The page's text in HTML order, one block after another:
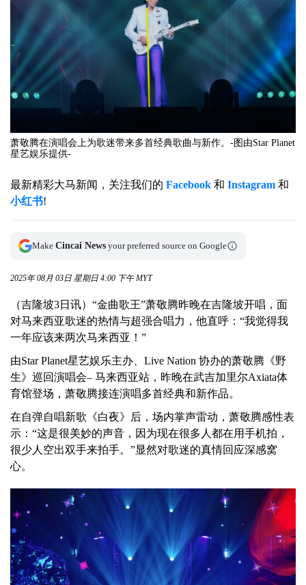
萧敬腾在演唱会上为歌迷带来多首经典歌曲与新作。-图由Star Planet
星艺娱乐提供-
最新精彩大马新闻，关注我们的 Facebook 和 Instagram 和
小红书!
Make Cincai News your preferred source on Google
2025年 08月 03日 星期日 4:00 下午 MYT
（吉隆坡3日讯）“金曲歌王”萧敬腾昨晚在吉隆坡开唱，面
对马来西亚歌迷的热情与超强合唱力，他直呼：“我觉得我
一年应该来两次马来西亚！”
由Star Planet星艺娱乐主办、Live Nation 协办的萧敬腾《野
生》巡回演唱会– 马来西亚站，昨晚在武吉加里尔Axiata体
育馆登场，萧敬腾接连演唱多首经典和新作品。
在自弹自唱新歌《白夜》后，场内掌声雷动，萧敬腾感性表
示：“这是很美妙的声音，因为现在很多人都在用手机拍，
很少人空出双手来拍手。”显然对歌迷的真情回应深感窝
心。